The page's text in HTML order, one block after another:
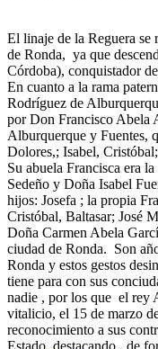
El linaje de la Reguera se
de Ronda, ya que
Córdoba), conquistador
En cuanto a la rama
Rodríguez de
por Don Francisco Abela
Alburquerque y Fuentes,
Dolores,; Isabel,
Su abuela Francisca era
Sedeño y Doña Isabel
hijos: Josefa ; la propia
Cristóbal, Baltasar; José
Doña Carmen Abela
ciudad de Ronda. Son
Ronda y estos gestos
tiene para con sus
nadie , por los que el rey
vitalicio, el 15 de marzo
reconocimiento a sus
Estado, destacando , de